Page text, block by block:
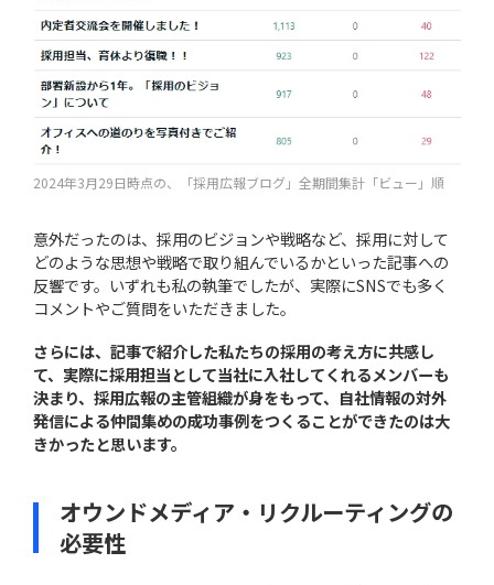
2024年3月29日時点の、「採用広報ブログ」全期間集計「ビュー」順
意外だったのは、採用のビジョンや戦略など、採用に対して
どのような思想や戦略で取り組んでいるかといった記事への
反響です。いずれも私の執筆でしたが、実際にSNSでも多く
コメントやご質問をいただきました。
さらには、記事で紹介した私たちの採用の考え方に共感し
て、実際に採用担当として当社に入社してくれるメンバーも
決まり、採用広報の主管組織が身をもって、自社情報の対外
発信による仲間集めの成功事例をつくることができたのは大
きかったと思います。
オウンドメディア・リクルーティングの
必要性